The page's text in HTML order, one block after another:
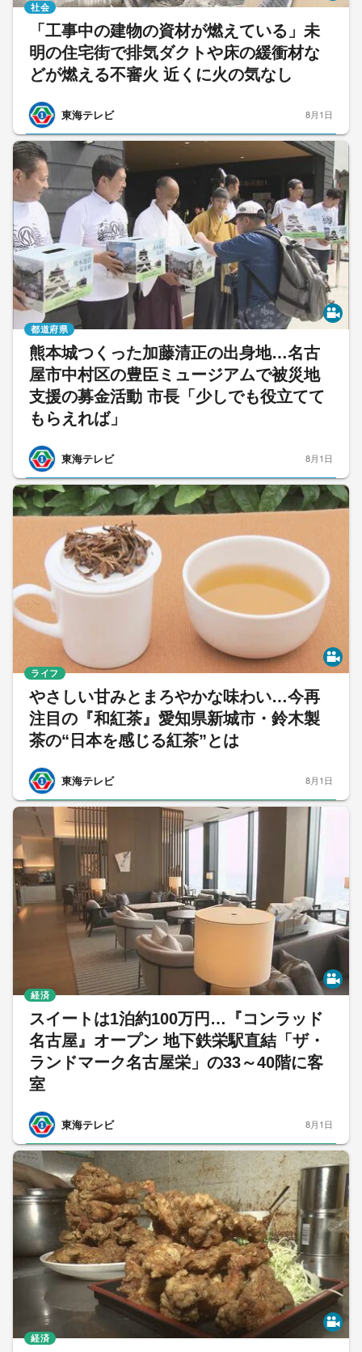
「工事中の建物の資材が燃えている」未
明の住宅街で排気ダクトや床の緩衝材な
どが燃える不審火 近くに火の気なし
東海テレビ
社会
8月1日
熊本城つくった加藤清正の出身地…名古
屋市中村区の豊臣ミュージアムで被災地
支援の募金活動 市長「少しでも役立てて
もらえれば」
東海テレビ
都道府県
8月1日
やさしい甘みとまろやかな味わい…今再
注目の『和紅茶』愛知県新城市・鈴木製
茶の“日本を感じる紅茶”とは
東海テレビ
ライフ
8月1日
スイートは1泊約100万円…『コンラッド
名古屋』オープン 地下鉄栄駅直結「ザ・
ランドマーク名古屋栄」の33～40階に客
室
東海テレビ
経済
8月1日
経済